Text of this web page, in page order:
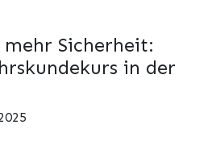
Sicherheit:
in der